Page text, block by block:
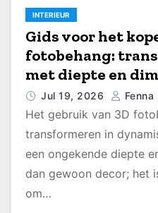
INTERIEUR
Gids voor het
fotobehang:
met diepte en
Jul 19, 2026 Fenna
Het gebruik van 3D
transformeren in
een ongekende diepte
dan gewoon decor; het
om…